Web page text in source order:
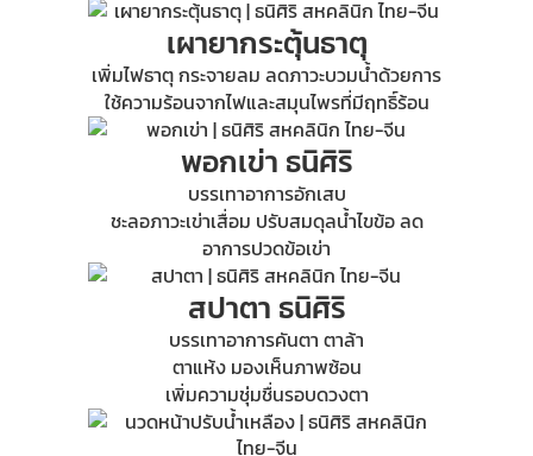
เผายากระตุ้นธาตุ
เพิ่มไฟธาตุ กระจายลม ลดภาวะบวมน้ำด้วยการ
ใช้ความร้อนจากไฟและสมุนไพรที่มีฤทธิ์ร้อน
พอกเข่า ธนิศิริ
บรรเทาอาการอักเสบ
ชะลอภาวะเข่าเสื่อม ปรับสมดุลน้ำไขข้อ ลด
อาการปวดข้อเข่า
สปาตา ธนิศิริ
บรรเทาอาการคันตา ตาล้า
ตาแห้ง มองเห็นภาพซ้อน
เพิ่มความชุ่มชื่นรอบดวงตา